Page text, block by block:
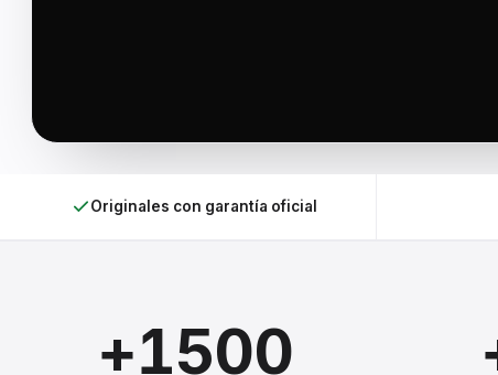
Originales con garantía oficial
+1500